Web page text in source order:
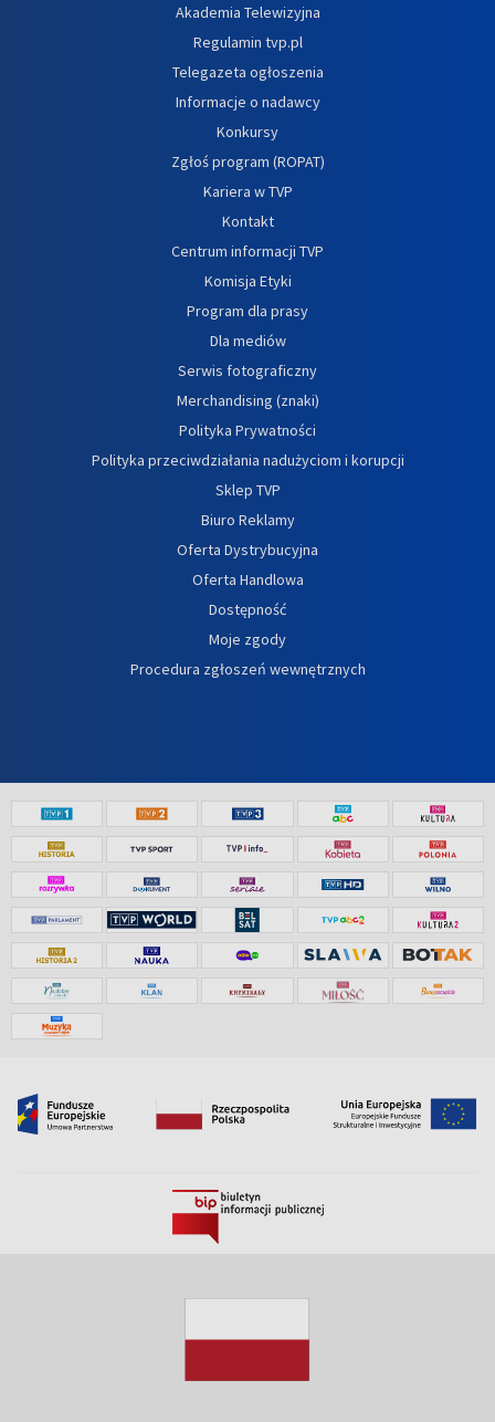
Akademia Telewizyjna
Regulamin tvp.pl
Telegazeta ogłoszenia
Informacje o nadawcy
Konkursy
Zgłoś program (ROPAT)
Kariera w TVP
Kontakt
Centrum informacji TVP
Komisja Etyki
Program dla prasy
Dla mediów
Serwis fotograficzny
Merchandising (znaki)
Polityka Prywatności
Polityka przeciwdziałania nadużyciom i korupcji
Sklep TVP
Biuro Reklamy
Oferta Dystrybucyjna
Oferta Handlowa
Dostępność
Moje zgody
Procedura zgłoszeń wewnętrznych